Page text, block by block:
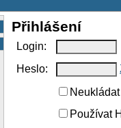
Přihlášení
Login:
Heslo:
Používat